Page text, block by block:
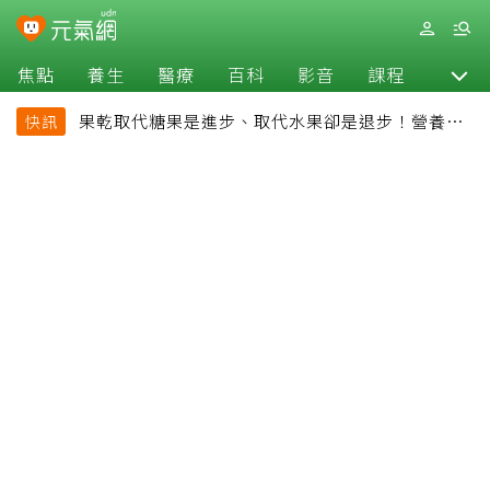
焦點 養生 醫療 百科 影音 課程 退休
快訊
果乾取代糖果是進步、取代水果卻是退步！營養師